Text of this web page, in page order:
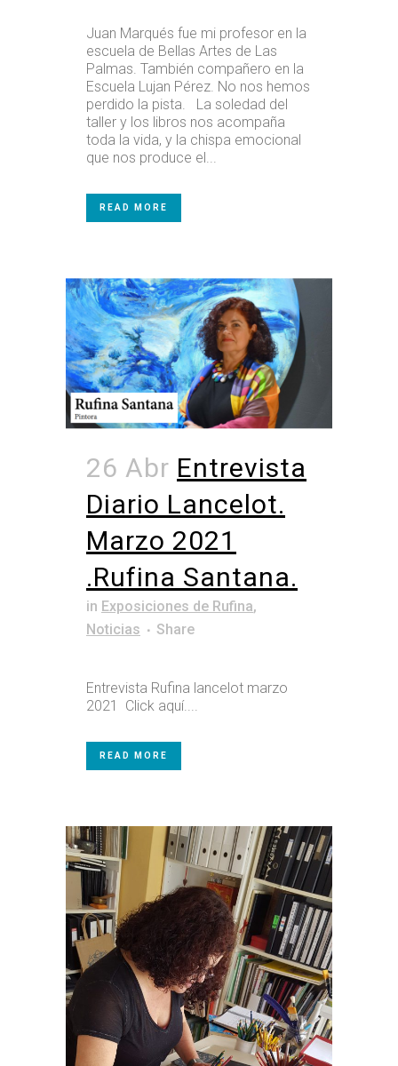
Juan Marqués fue mi profesor en la
escuela de Bellas Artes de Las
Palmas. También compañero en la
Escuela Lujan Pérez. No nos hemos
perdido la pista. La soledad del
taller y los libros nos acompaña
toda la vida, y la chispa emocional
que nos produce el...
READ MORE
26 Abr Entrevista
Diario Lancelot.
Marzo 2021
.Rufina Santana.
in Exposiciones de Rufina,
Noticias
Share
Entrevista Rufina lancelot marzo
2021 Click aquí....
READ MORE